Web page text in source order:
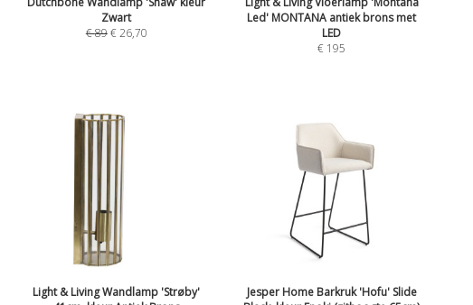
Zwart
€89€26,70
Led' MONTANA antiek brons met
LED
€ 195
Light & Living Wandlamp 'Strøby'
Jesper Home Barkruk 'Hofu' Slide